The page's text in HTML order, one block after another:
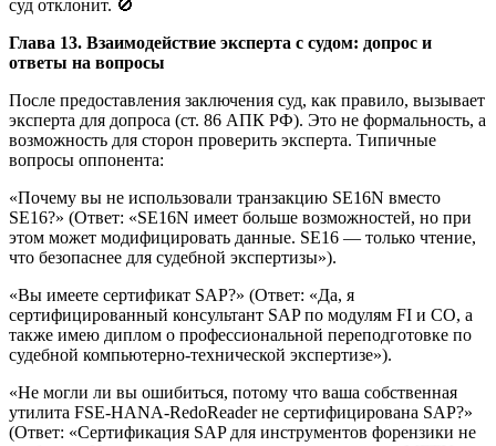
суд отклонит. 🚫
Глава 13. Взаимодействие эксперта с судом: допрос и
ответы на вопросы
После предоставления заключения суд, как правило, вызывает
эксперта для допроса (ст. 86 АПК РФ). Это не формальность, а
возможность для сторон проверить эксперта. Типичные
вопросы оппонента:
«Почему вы не использовали транзакцию SE16N вместо
SE16?» (Ответ: «SE16N имеет больше возможностей, но при
этом может модифицировать данные. SE16 — только чтение,
что безопаснее для судебной экспертизы»).
«Вы имеете сертификат SAP?» (Ответ: «Да, я
сертифицированный консультант SAP по модулям FI и CO, а
также имею диплом о профессиональной переподготовке по
судебной компьютерно-технической экспертизе»).
«Не могли ли вы ошибиться, потому что ваша собственная
утилита FSE-HANA-RedoReader не сертифицирована SAP?»
(Ответ: «Сертификация SAP для инструментов форензики не